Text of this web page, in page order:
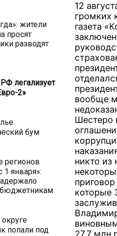
жители
просят
разводят
легализует
2»
бум
регионов
1 января»:
попали под
12
громких
газета
вообще
Шестеро
никто из
которые
27,7 млн